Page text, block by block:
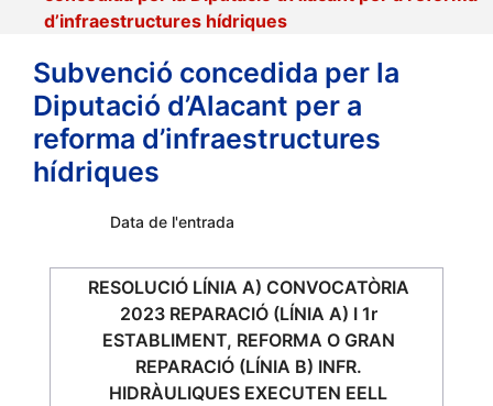
d’infraestructures hídriques
Subvenció concedida per la
Diputació d’Alacant per a
reforma d’infraestructures
hídriques
Data de l'entrada
RESOLUCIÓ LÍNIA A) CONVOCATÒRIA
2023 REPARACIÓ (LÍNIA A) I 1r
ESTABLIMENT, REFORMA O GRAN
REPARACIÓ (LÍNIA B) INFR.
HIDRÀULIQUES EXECUTEN EELL